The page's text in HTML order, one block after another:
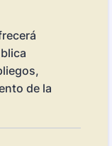
de la